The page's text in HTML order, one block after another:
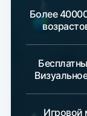
Более
Игровой